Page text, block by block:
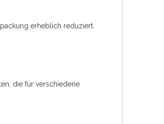
erheblich reduziert.
die für verschiedene